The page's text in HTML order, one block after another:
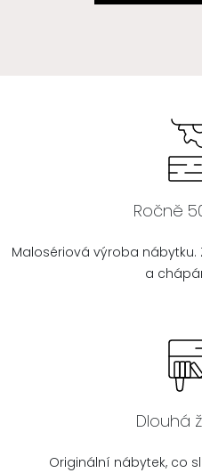
Ročně
Malosériová výroba
a
Dlouhá
Originální nábytek, co